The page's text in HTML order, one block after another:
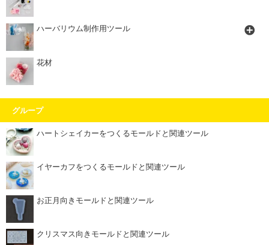
ハーバリウム制作用ツール
花材
グループ
ハートシェイカーをつくるモールドと関連ツール
イヤーカフをつくるモールドと関連ツール
お正月向きモールドと関連ツール
クリスマス向きモールドと関連ツール